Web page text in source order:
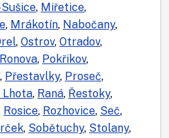
, Miřetice,
, Mrákotín, Nabočany,
, Ostrov, Otradov,
, Pokřikov,
, Přestavlky, Proseč,
Lhota, Raná, Řestoky,
Rosice, Rozhovice, Seč,
, Sobětuchy, Stolany,